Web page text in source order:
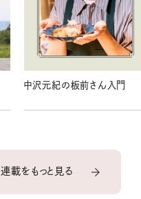
中沢元紀の板前さん入門
連載をもっと見る